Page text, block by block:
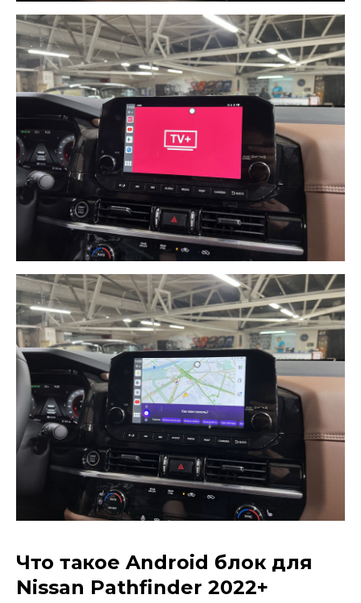
Что такое Android блок для
Nissan Pathfinder 2022+